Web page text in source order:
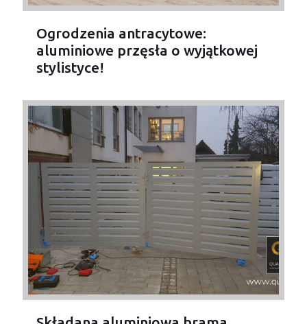
Ogrodzenia antracytowe:
aluminiowe przęsła o wyjątkowej
stylistyce!